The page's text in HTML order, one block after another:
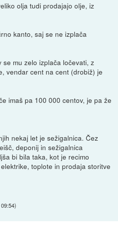
olja tudi prodajajo olje, iz
kanto, saj se ne izplača
mu zelo izplača ločevati, z
vendar cent na cent (drobiž) je
imaš pa 100 000 centov, je pa že
nekaj let je sežigalnica. Čez
deponij in sežigalnica
bi bila taka, kot je recimo
toplote in prodaja storitve
)